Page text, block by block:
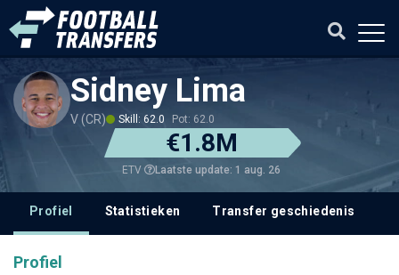
Sidney Lima
V (CR) Skill: 62.0 Pot: 62.0
€1.8M
ETV Laatste update: 1 aug. 26
Profiel Statistieken Transfer geschiedenis
Profiel